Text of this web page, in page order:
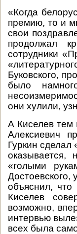
«Когда
премию, то и
свои
продолжал
сотрудники
Буковского,
было
они хулили,
А Киселев тем
Алексиевич
Гуркин сделал
«голыми
Достоевского,
объяснил,
Киселев
возможно,
интервью
всех была